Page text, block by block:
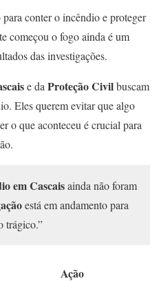
conter o incêndio e proteger
começou o fogo ainda é um
das investigações.
e da Proteção Civilbuscam
Eles querem evitar que algo
o que aconteceu é crucial para
em Cascaisainda não foram
está em andamento para
trágico.”
Ação